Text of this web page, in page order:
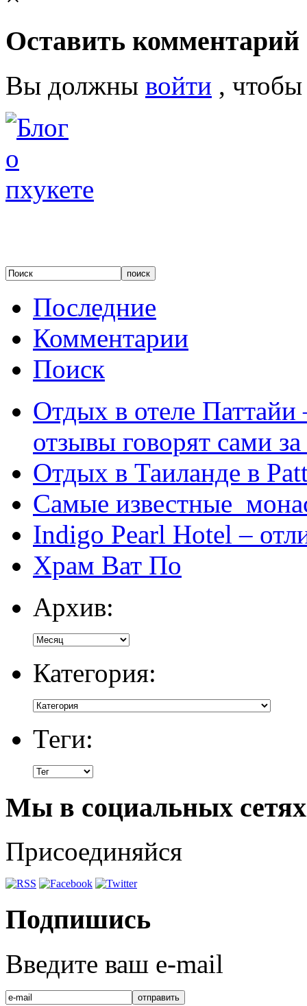
Оставить комментарий
Вы должны войти ,
Последние
Комментарии
Поиск
Отдых в отеле
отзывы говорят сами за
Отдых в Таиланде в
Самые известные
Indigo Pearl Hotel –
Храм Ват По
Архив:
Категория:
Теги:
Мы в социальных сетях
Присоединяйся
Подпишись
Введите ваш e-mail